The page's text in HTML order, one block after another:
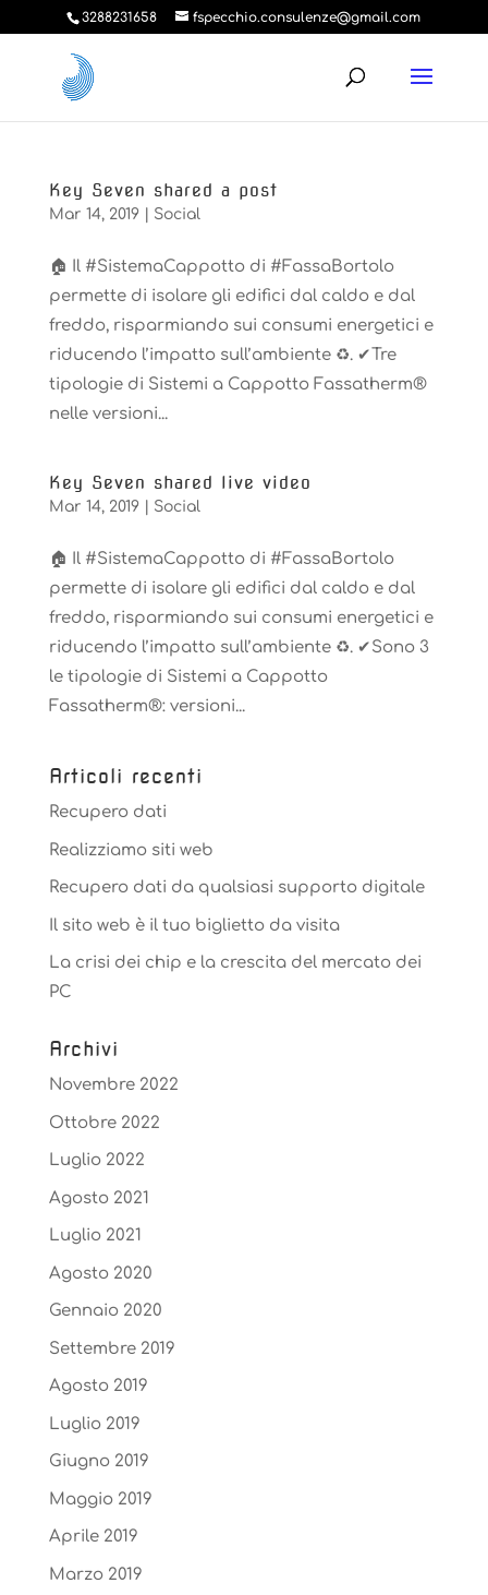
3288231658 fspecchio.consulenze@gmail.com
Key Seven shared a post
Mar 14, 2019| Social
🏠 Il #SistemaCappotto di #FassaBortolo
permette di isolare gli edifici dal caldo e dal
freddo, risparmiando sui consumi energetici e
riducendo l’impatto sull’ambiente ♻. ✔Tre
tipologie di Sistemi a Cappotto Fassatherm®
nelle versioni...
Key Seven shared live video
Mar 14, 2019| Social
🏠 Il #SistemaCappotto di #FassaBortolo
permette di isolare gli edifici dal caldo e dal
freddo, risparmiando sui consumi energetici e
riducendo l’impatto sull’ambiente ♻. ✔Sono 3
le tipologie di Sistemi a Cappotto
Fassatherm®: versioni...
Articoli recenti
Recupero dati
Realizziamo siti web
Recupero dati da qualsiasi supporto digitale
Il sito web è il tuo biglietto da visita
La crisi dei chip e la crescita del mercato dei
PC
Archivi
Novembre 2022
Ottobre 2022
Luglio 2022
Agosto 2021
Luglio 2021
Agosto 2020
Gennaio 2020
Settembre 2019
Agosto 2019
Luglio 2019
Giugno 2019
Maggio 2019
Aprile 2019
Marzo 2019